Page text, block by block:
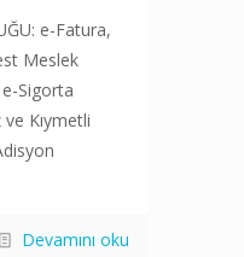
e-Fatura,
Meslek
Sigorta
Kıymetli
Devamını oku